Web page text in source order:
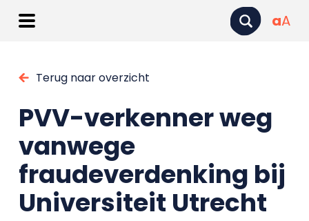
aA
Terug naar overzicht
PVV-verkenner weg
vanwege
fraudeverdenking bij
Universiteit Utrecht